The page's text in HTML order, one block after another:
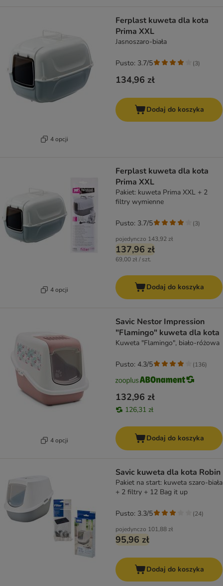
4 opcji
Ferplast kuweta dla kota
Prima XXL
Jasnoszaro-biała
134,96 zł
Pusto: 3.7/5 (3)
Dodaj do koszyka
4 opcji
Ferplast kuweta dla kota
Prima XXL
Pakiet: kuweta Prima XXL + 2
filtry wymienne
pojedynczo 143,92 zł
137,96 zł
69,00 zł / szt.
Pusto: 3.7/5 (3)
Dodaj do koszyka
4 opcji
Savic Nestor Impression
"Flamingo" kuweta dla kota
Kuweta "Flamingo", biało-różowa
132,96 zł
126,31 zł
Pusto: 4.3/5 (136)
Dodaj do koszyka
Savic kuweta dla kota Robin
Pakiet na start: kuweta szaro-biała
+ 2 filtry + 12 Bag it up
pojedynczo 101,88 zł
95,96 zł
Pusto: 3.3/5 (24)
Dodaj do koszyka